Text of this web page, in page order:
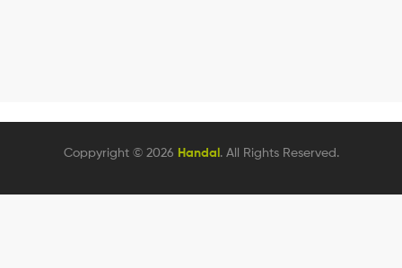
Coppyright © 2026 Handal. All Rights Reserved.